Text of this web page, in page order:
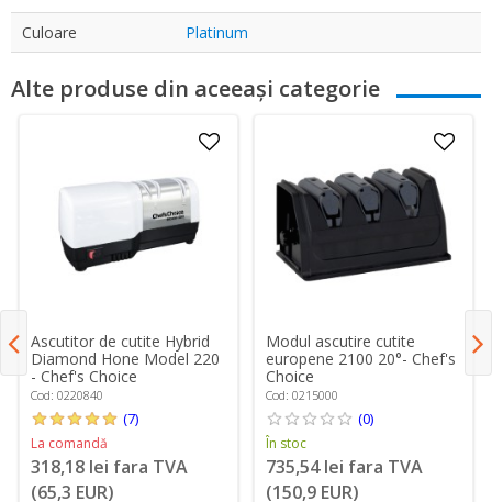
Culoare
Platinum
Alte produse din aceeași categorie
Ascutitor de cutite Hybrid
Diamond Hone Model 220
- Chef's Choice
Cod: 0220840
(7)
La comandă
318,18 lei fara TVA
(65,3 EUR)
Modul ascutire cutite
europene 2100 20°- Chef's
Choice
Cod: 0215000
(0)
În stoc
735,54 lei fara TVA
(150,9 EUR)